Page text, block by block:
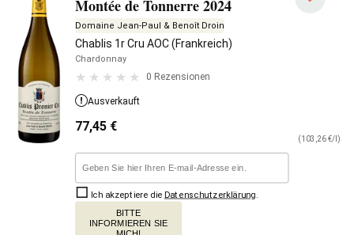
Montée de Tonnerre 2024
Domaine Jean-Paul & Benoît Droin
Chablis 1r Cru AOC (Frankreich)
Chardonnay
0 Rezensionen
Ausverkauft
77,45 €
(103,26 €/l)
Ich akzeptiere die Datenschutzerklärung
BITTE
INFORMIEREN SIE
MICH!